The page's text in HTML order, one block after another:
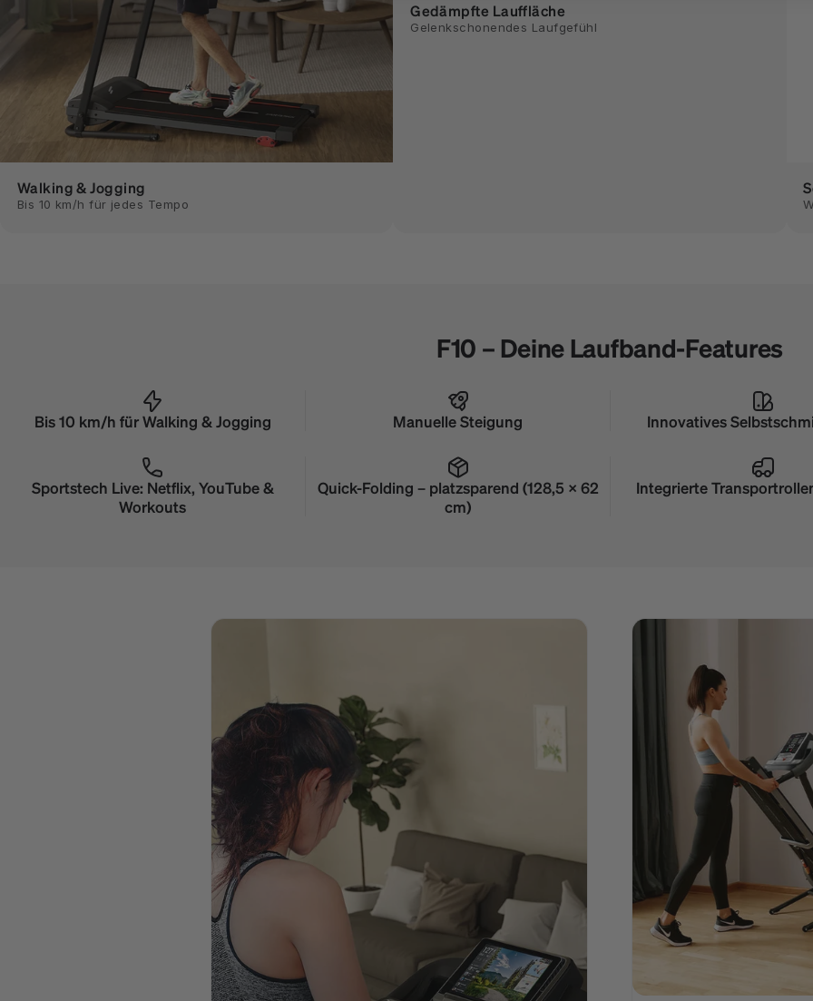
Walking & Jogging
Bis 10 km/h für jedes Tempo
Gedämpfte Lauffläche
Gelenkschonendes Laufgefühl
F10 – Deine Laufband-Features
Bis 10 km/h für Walking & Jogging Manuelle Steigung Innovatives
Sportstech Live: Netflix, YouTube &
Workouts
Quick-Folding – platzsparend (128,5 × 62
cm)
Integrierte